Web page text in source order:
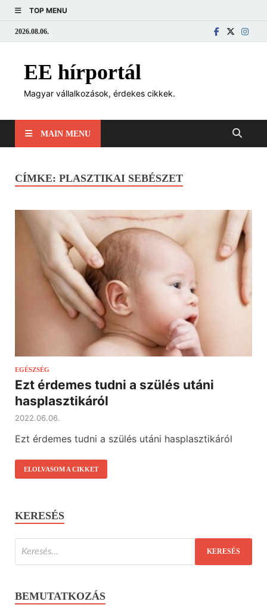
TOP MENU
2026.08.06.
EE hírportál
Magyar vállalkozások, érdekes cikkek.
MAIN MENU
CÍMKE: PLASZTIKAI SEBÉSZET
EGÉSZSÉG
Ezt érdemes tudni a szülés utáni
hasplasztikáról
2022.06.06.
Ezt érdemes tudni a szülés utáni hasplasztikáról
ELOLVASOM A CIKKET
KERESÉS
BEMUTATKOZÁS